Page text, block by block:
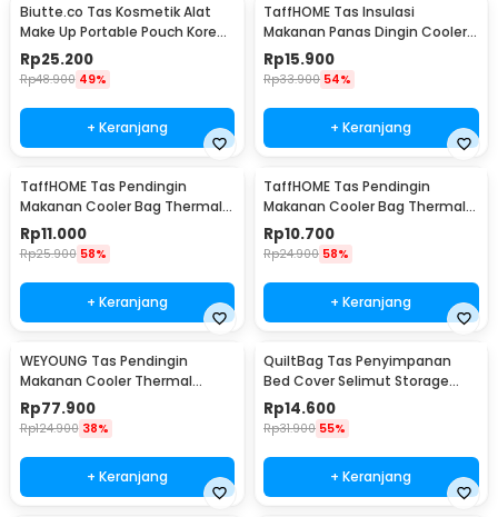
Biutte.co Tas Kosmetik Alat
Make Up Portable Pouch Korean
Style - B4108
Rp25.200
Rp48.900 49%
+ Keranjang
TaffHOME Tas Insulasi
Makanan Panas Dingin Cooler
Thermal Bag 6 Inch - H07
Rp15.900
Rp33.900 54%
+ Keranjang
TaffHOME Tas Pendingin
Makanan Cooler Bag Thermal
Insulated Bag 28x14x17cm -
H24
Rp11.000
Rp25.900 58%
+ Keranjang
TaffHOME Tas Pendingin
Makanan Cooler Bag Thermal
Insulated Bag 21x14x17cm -
H24
Rp10.700
Rp24.900 58%
+ Keranjang
WEYOUNG Tas Pendingin
Makanan Cooler Thermal
Insulated Bag 18L - M40
Rp77.900
Rp124.900 38%
+ Keranjang
QuiltBag Tas Penyimpanan
Bed Cover Selimut Storage
Bag Organizer 1 PCS - MT6
Rp14.600
Rp31.900 55%
+ Keranjang